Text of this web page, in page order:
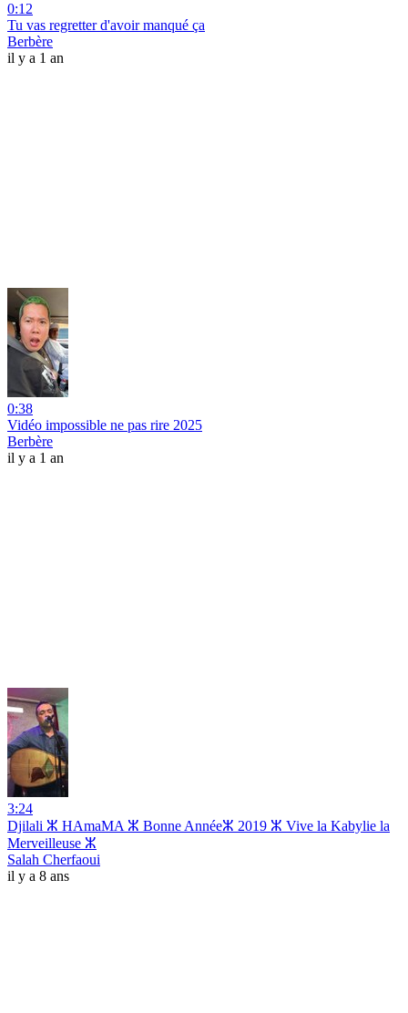
0:12
Tu vas regretter d'avoir manqué ça
Berbère
il y a 1 an
0:38
Vidéo impossible ne pas rire 2025
Berbère
il y a 1 an
3:24
Djilali ⵣ HAmaMA ⵣ Bonne Annéeⵣ 2019 ⵣ Vive la Kabylie la
Merveilleuse ⵣ
Salah Cherfaoui
il y a 8 ans